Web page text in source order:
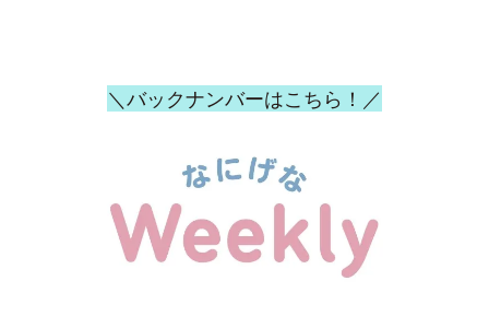
＼バックナンバーはこちら！／